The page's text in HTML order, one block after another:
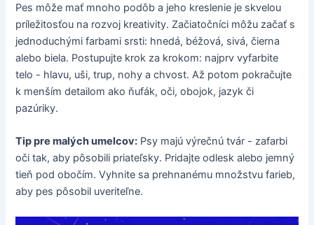
Pes môže mať mnoho podôb a jeho kreslenie je skvelou
príležitosťou na rozvoj kreativity. Začiatočníci môžu začať s
jednoduchými farbami srsti: hnedá, béžová, sivá, čierna
alebo biela. Postupujte krok za krokom: najprv vyfarbite
telo - hlavu, uši, trup, nohy a chvost. Až potom pokračujte
k menším detailom ako ňufák, oči, obojok, jazyk či
pazúriky.
Tip pre malých umelcov: Psy majú výrečnú tvár - zafarbi
oči tak, aby pôsobili priateľsky. Pridajte odlesk alebo jemný
tieň pod obočím. Vyhnite sa prehnanému množstvu farieb,
aby pes pôsobil uveriteľne.